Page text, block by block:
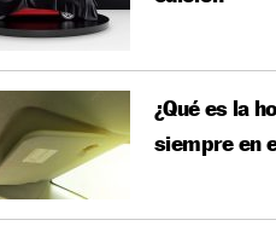
¿Qué es la
siempre en